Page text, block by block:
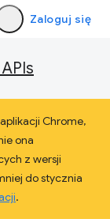
Zaloguj się
Chrome,
ona
z wersji
do stycznia
.